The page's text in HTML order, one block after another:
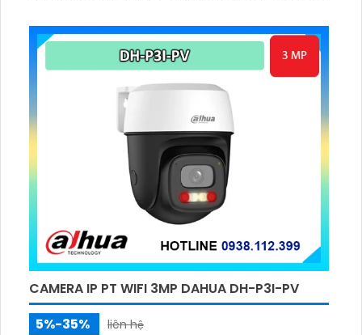
CAMERA IP PT WIFI 3MP DAHUA DH-P3I-PV
5%-35%
liên hệ